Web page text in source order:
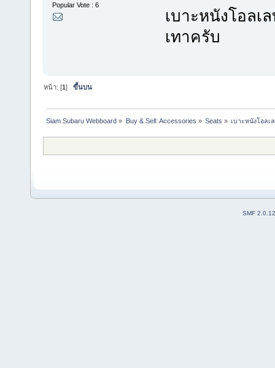
Popular Vote : 6
เบาะหนังโอล
เทาครับ
หน้า: [1]ขึ้นบน
Siam Subaru Webboard » Buy & Sell: Accessories » Seats » เบาะหนังโอลเ
SMF 2.0.12